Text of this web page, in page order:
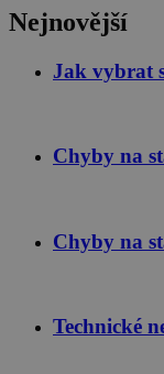
Nejnovější
Jak vybrat
Chyby na
Chyby na
Technické